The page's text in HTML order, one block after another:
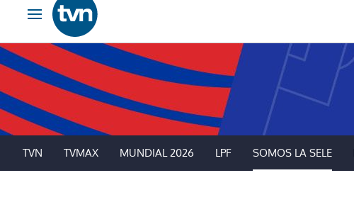
Obrir navegació
TVN TVMAX MUNDIAL 2026 LPF SOMOS LA SELE